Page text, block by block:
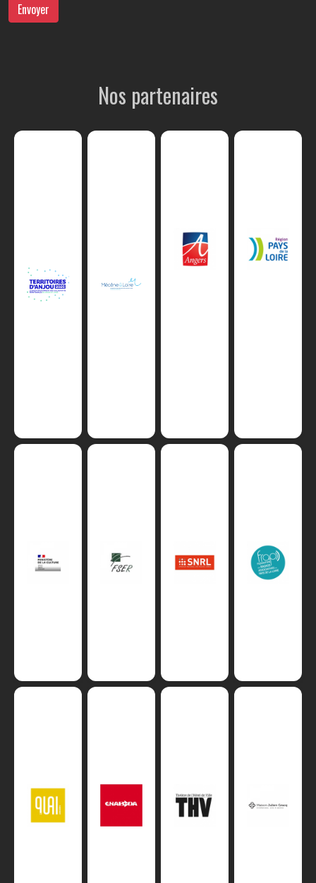
Envoyer
Nos partenaires